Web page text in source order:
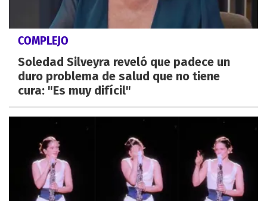
COMPLEJO
Soledad Silveyra reveló que padece un
duro problema de salud que no tiene
cura: "Es muy difícil"